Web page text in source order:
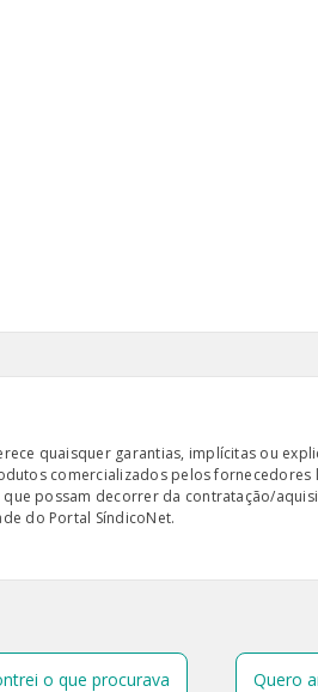
quaisquer garantias, implícitas ou
comercializados pelos
possam decorrer da contratação/
do Portal SíndicoNet.
o que procurava Quero